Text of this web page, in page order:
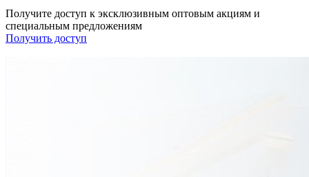
Получите доступ к эксклюзивным оптовым акциям и
специальным предложениям
Получить доступ